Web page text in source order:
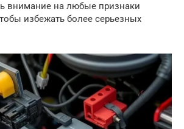
внимание на любые признаки
избежать более серьезных